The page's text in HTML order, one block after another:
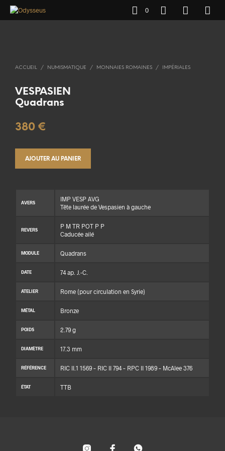
0
ACCUEIL / NUMISMATIQUE / MONNAIES ROMAINES / IMPÉRIALES
VESPASIEN
Quadrans
380 €
AJOUTER AU PANIER
AVERS
IMP VESP AVG
Tête laurée de Vespasien à gauche
REVERS
P M TR POT P P
Caducée ailé
MODULE Quadrans
DATE 74 ap. J.-C.
ATELIER Rome (pour circulation en Syrie)
MÉTAL Bronze
POIDS 2.79 g
DIAMÈTRE 17.3 mm
RÉFÉRENCE RIC II.1 1569 – RIC II 794 – RPC II 1989 – McAlee 376
ÉTAT TTB